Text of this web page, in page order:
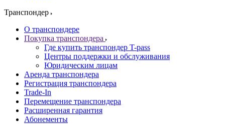
Транспондер
О транспондере
Покупка транспондера
Где купить транспондер T-pass
Центры поддержки и обслуживания
Юридическим лицам
Аренда транспондера
Регистрация транспондера
Trade-In
Перемещение транспондера
Расширенная гарантия
Абонементы